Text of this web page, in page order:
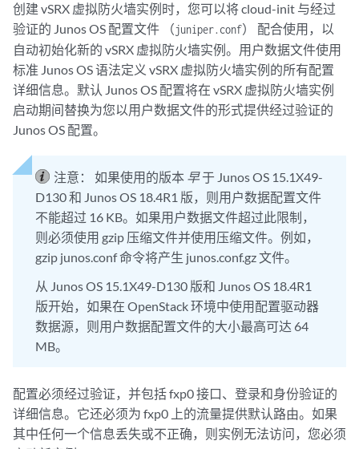
创建 vSRX 虚拟防火墙实例时，您可以将 cloud-init 与经过
验证的 Junos OS 配置文件 （juniper.conf） 配合使用，以
自动初始化新的 vSRX 虚拟防火墙实例。用户数据文件使用
标准 Junos OS 语法定义 vSRX 虚拟防火墙实例的所有配置
详细信息。默认 Junos OS 配置将在 vSRX 虚拟防火墙实例
启动期间替换为您以用户数据文件的形式提供经过验证的
Junos OS 配置。
注意： 如果使用的版本 早于 Junos OS 15.1X49-
D130 和 Junos OS 18.4R1 版，则用户数据配置文件
不能超过 16 KB。如果用户数据文件超过此限制，
则必须使用 gzip 压缩文件并使用压缩文件。例如，
gzip junos.conf 命令将产生 junos.conf.gz 文件。
从 Junos OS 15.1X49-D130 版和 Junos OS 18.4R1
版开始，如果在 OpenStack 环境中使用配置驱动器
数据源，则用户数据配置文件的大小最高可达 64
MB。
配置必须经过验证，并包括 fxp0 接口、登录和身份验证的
详细信息。它还必须为 fxp0 上的流量提供默认路由。如果
其中任何一个信息丢失或不正确，则实例无法访问，您必须